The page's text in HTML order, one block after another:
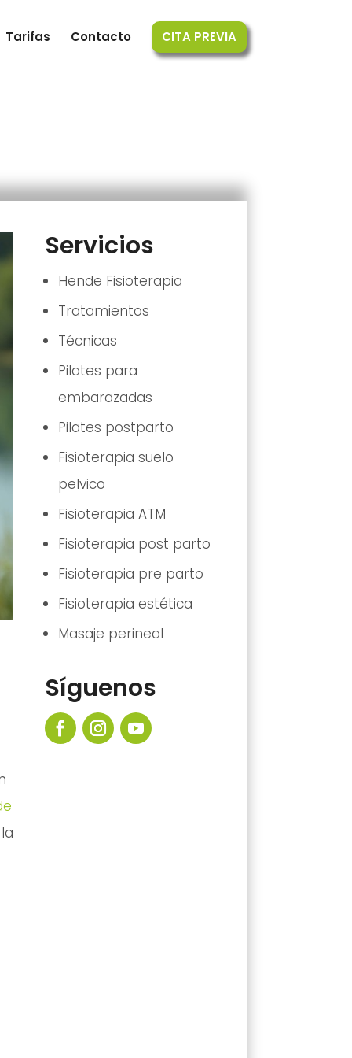
Tarifas Contacto CITA PREVIA
Servicios
Hende Fisioterapia
Tratamientos
Técnicas
Pilates para
embarazadas
Pilates postparto
Fisioterapia suelo
pelvico
Fisioterapia ATM
Fisioterapia post parto
Fisioterapia pre parto
Fisioterapia estética
Masaje perineal
Síguenos